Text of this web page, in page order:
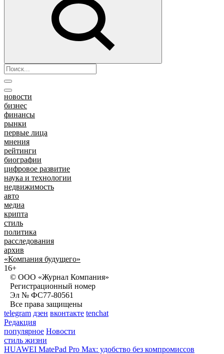
новости
бизнес
финансы
рынки
первые лица
мнения
рейтинги
биографии
цифровое развитие
наука и технологии
недвижимость
авто
медиа
крипта
стиль
политика
расследования
архив
«Компания будущего»
16+
© ООО «Журнал Компания»
Регистрационный номер
Эл № ФС77-80561
Все права защищены
telegram дзен вконтакте tenchat
Редакция
популярное Новости
стиль жизни
HUAWEI MatePad Pro Max: удобство без компромиссов